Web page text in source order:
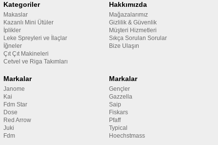
Kategoriler
Makaslar
Kazanlı Mini Ütüler
İplikler
Leke Spreyleri ve İlaçlar
İğneler
Çıt Çıt Makineleri
Cetvel ve Riga Takımları
Hakkımızda
Mağazalarımız
Gizlilik & Güvenlik
Müşteri Hizmetleri
Sıkça Sorulan Sorular
Bize Ulaşın
Markalar
Janome
Kai
Fdm Star
Dose
Red Arrow
Juki
Fdm
Markalar
Gençler
Gazzella
Saip
Fiskars
Pfaff
Typical
Hoechstmass